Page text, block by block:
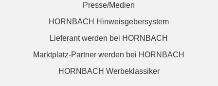
Presse/Medien
HORNBACH Hinweisgebersystem
Lieferant werden bei HORNBACH
Marktplatz-Partner werden bei HORNBACH
HORNBACH Werbeklassiker